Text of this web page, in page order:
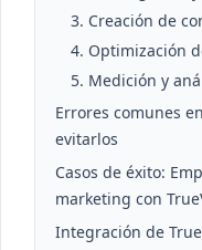
3. Creación de
4. Optimización
5. Medición y
Errores comunes
evitarlos
Casos de éxito:
marketing con
Integración de